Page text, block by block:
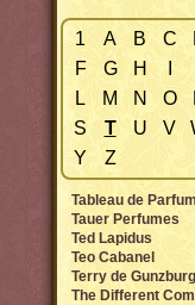
1 A B C
F
G H
L
M N O
S
T U V
Y
Z
Tableau de
Tauer Perfumes
Ted Lapidus
Teo Cabanel
Terry de Gunzburg
The Different